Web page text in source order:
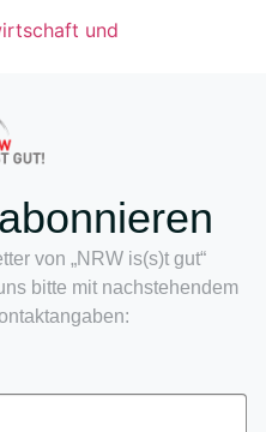
von „NRW is(s)t gut“
bitte mit nachstehendem